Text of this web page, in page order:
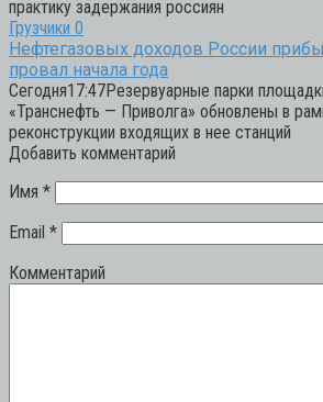
практику задержания россиян
Грузчики 0
Нефтегазовых доходов России
провал начала года
Сегодня17:47Резервуарные парки
«Транснефть — Приволга» обновлены в
реконструкции входящих в нее станций
Добавить комментарий
Имя *
Email *
Комментарий